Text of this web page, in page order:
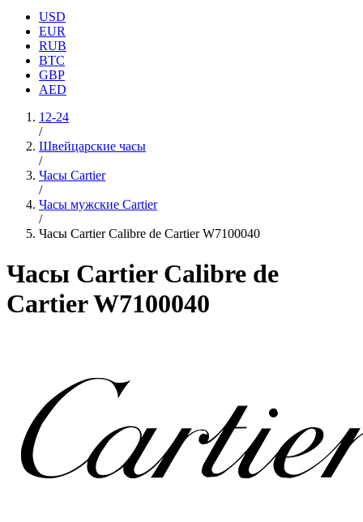
USD
EUR
RUB
BTC
GBP
AED
12-24
/
Швейцарские часы
/
Часы Cartier
/
Часы мужские Cartier
/
Часы Cartier Calibre de Cartier W7100040
Часы Cartier Calibre de
Cartier W7100040